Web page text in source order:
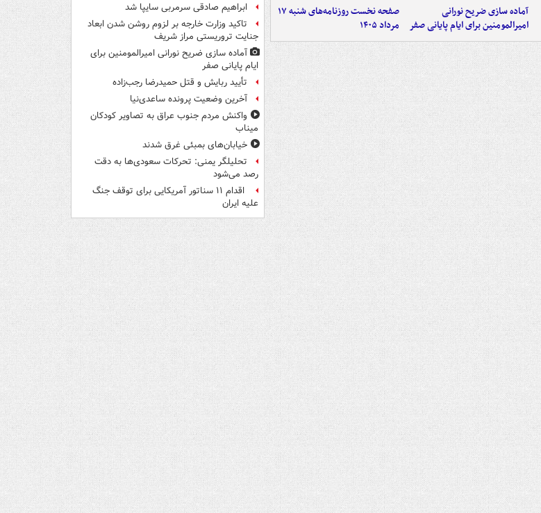
آماده سازی ضریح نورانی
امیرالمومنین برای ایام پایانی صفر
صفحه نخست روزنامه‌های شنبه ۱۷
مرداد ۱۴۰۵
ابراهیم صادقی سرمربی سایپا شد
تاکید وزارت خارجه بر لزوم روشن شدن ابعاد
جنایت تروریستی مراز شریف
آماده سازی ضریح نورانی امیرالمومنین برای
ایام پایانی صفر
تأیید ربایش و قتل حمیدرضا رجب‌زاده
آخرین وضعیت پرونده ساعدی‌نیا
واکنش مردم جنوب عراق به تصاویر کودکان
میناب
خیابان‌های بمبئی غرق شدند
تحلیلگر یمنی: تحرکات سعودی‌ها به دقت
رصد می‌شود
اقدام ۱۱ سناتور آمریکایی برای توقف جنگ
علیه ایران